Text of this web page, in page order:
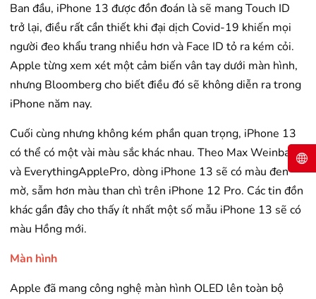
Ban đầu, iPhone 13 được đồn đoán là sẽ mang Touch ID
trở lại, điều rất cần thiết khi đại dịch Covid-19 khiến mọi
người đeo khẩu trang nhiều hơn và Face ID tỏ ra kém cỏi.
Apple từng xem xét một cảm biến vân tay dưới màn hình,
nhưng Bloomberg cho biết điều đó sẽ không diễn ra trong
iPhone năm nay.
Cuối cùng nhưng không kém phần quan trọng, iPhone 13
có thể có một vài màu sắc khác nhau. Theo Max Weinbach
và EverythingApplePro, dòng iPhone 13 sẽ có màu đen
mờ, sẫm hơn màu than chì trên iPhone 12 Pro. Các tin đồn
khác gần đây cho thấy ít nhất một số mẫu iPhone 13 sẽ có
màu Hồng mới.
Màn hình
Apple đã mang công nghệ màn hình OLED lên toàn bộ